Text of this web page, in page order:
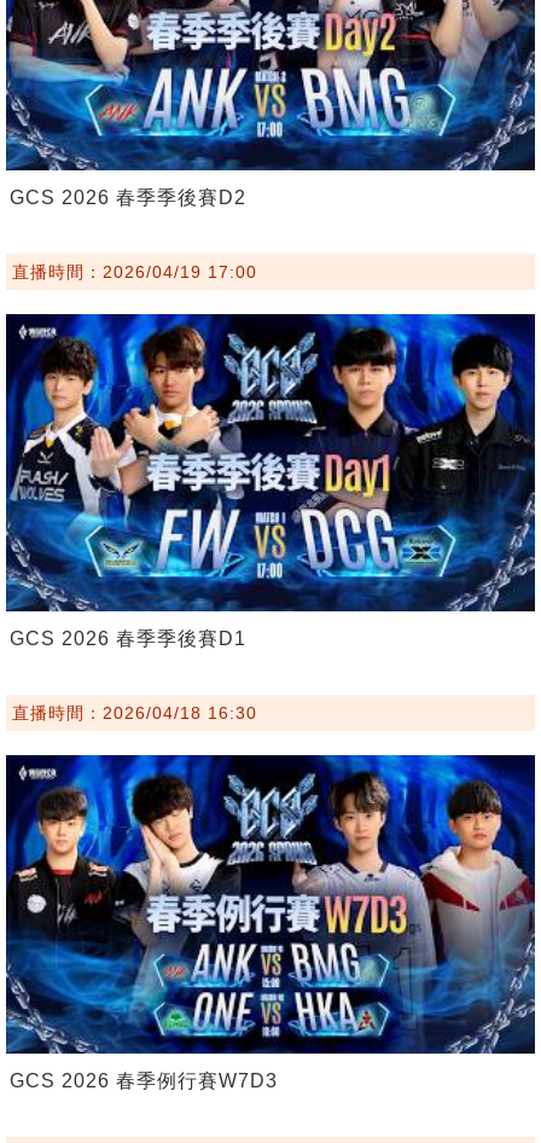
GCS 2026 春季季後賽D2
直播時間：2026/04/19 17:00
GCS 2026 春季季後賽D1
直播時間：2026/04/18 16:30
GCS 2026 春季例行賽W7D3